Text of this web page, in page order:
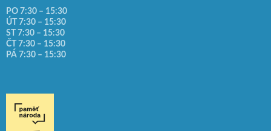
PO 7:30 – 15:30
ÚT 7:30 – 15:30
ST 7:30 – 15:30
ČT 7:30 – 15:30
PÁ 7:30 – 15:30